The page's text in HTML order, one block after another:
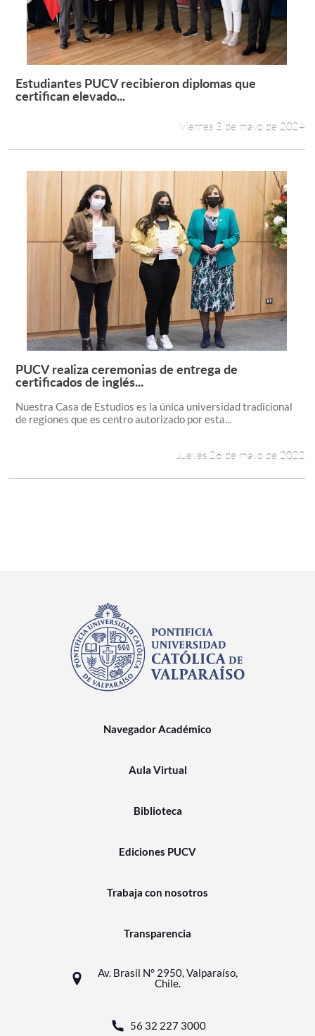
Leer más +
Estudiantes PUCV recibieron diplomas que
certifican elevado...
Viernes 3 de mayo de 2024
Leer más +
PUCV realiza ceremonias de entrega de
certificados de inglés...
Nuestra Casa de Estudios es la única universidad tradicional
de regiones que es centro autorizado por esta...
Jueves 26 de mayo de 2022
Navegador Académico
Aula Virtual
Biblioteca
Ediciones PUCV
Trabaja con nosotros
Transparencia
Av. Brasil N° 2950, Valparaíso,
Chile.
56 32 227 3000